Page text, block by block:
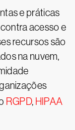
e práticas
acesso e
recursos são
na nuvem,
RGPD, HIPAA